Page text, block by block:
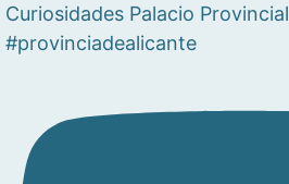
Curiosidades Palacio Provincial
#provinciadealicante